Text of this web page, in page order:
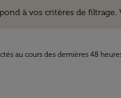
à vos critères de filtrage.
au cours des dernières 48